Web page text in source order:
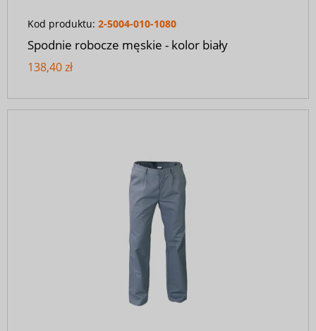
Kod produktu: 2-5004-010-1080
Spodnie robocze męskie - kolor biały
138,40 zł